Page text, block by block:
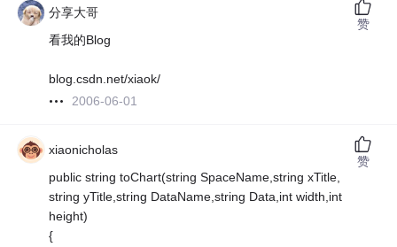
分享大哥
看我的Blog
blog.csdn.net/xiaok/
2006-06-01
赞
xiaonicholas
public string toChart(string SpaceName,string xTitle,
string yTitle,string DataName,string Data,int width,int
height)
{
赞